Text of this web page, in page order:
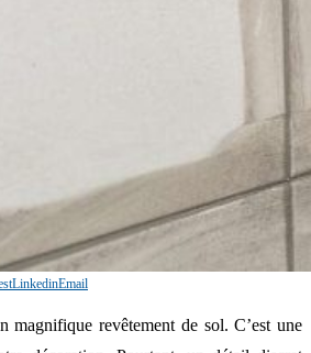
LinkedinEmail
magnifique revêtement de sol. C’est une